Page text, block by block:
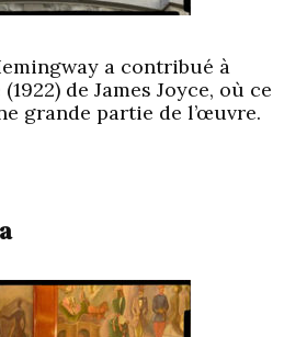
a contribué à
de James Joyce, où ce
grande partie de l’œuvre.